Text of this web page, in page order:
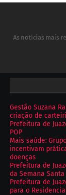
As notícias mais
Gestão Suzana
criação de
Prefeitura de
POP
Mais saúde:
incentivam
doenças
Prefeitura de
da Semana Santa
Prefeitura de
para o